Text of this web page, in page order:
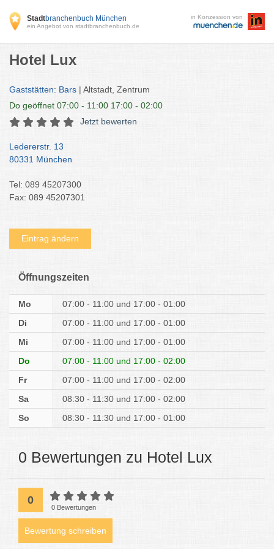
Stadtbranchenbuch München
ein Angebot von stadtbranchenbuch.de
in Konzession von
Hotel Lux
Gaststätten: Bars | Altstadt, Zentrum
Do geöffnet 07:00 - 11:00 17:00 - 02:00
Jetzt bewerten
Ledererstr. 13
80331 München
Tel: 089 45207300
Fax: 089 45207301
Eintrag ändern
Öffnungszeiten
Mo 07:00 - 11:00
17:00 - 01:00
Di
07:00 - 11:00
17:00 - 01:00
Mi
07:00 - 11:00
17:00 - 01:00
Do
07:00 - 11:00
17:00 - 02:00
Fr
07:00 - 11:00
17:00 - 02:00
Sa
08:30 - 11:30
17:00 - 02:00
So
08:30 - 11:30 17:00 - 01:00
0 Bewertungen zu Hotel Lux
0
0 Bewertungen
Bewertung schreiben